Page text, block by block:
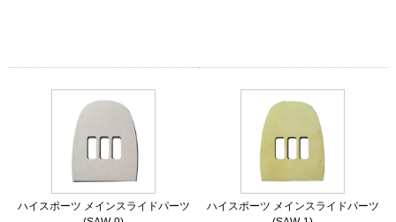
ハイスポーツ メインスライドパーツ
ハイスポーツ メインスライドパーツ